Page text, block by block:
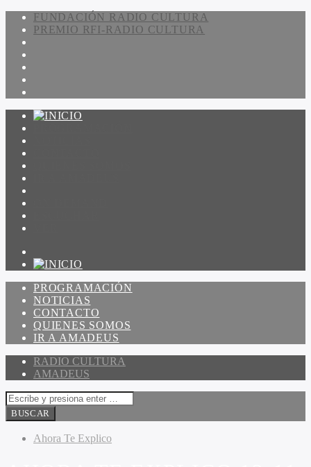
FUNDACIÓN RADIO CULTURA
PREMIO RFI-RADIO CULTURA
PROGRAMACIÓN
NOTICIAS
CONTACTO
QUIENES SOMOS
IR A AMADEUS
RADIO CULTURA
AMADEUS
Ahora Te Explico